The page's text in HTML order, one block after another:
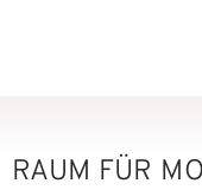
RAUM FÜR